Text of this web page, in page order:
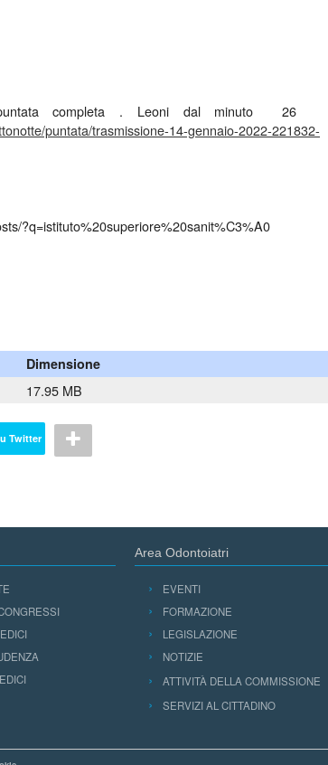
completa . Leoni dal minuto
puntata/trasmissione-14-gennaio-2022-221832-
?q=istituto%20superiore%20sanit%C3%A0
Dimensione
17.95 MB
Twitter
Area Odontoiatri
EVENTI
FORMAZIONE
LEGISLAZIONE
NOTIZIE
ATTIVITÀ DELLA COMMISSIONE
SERVIZI AL CITTADINO